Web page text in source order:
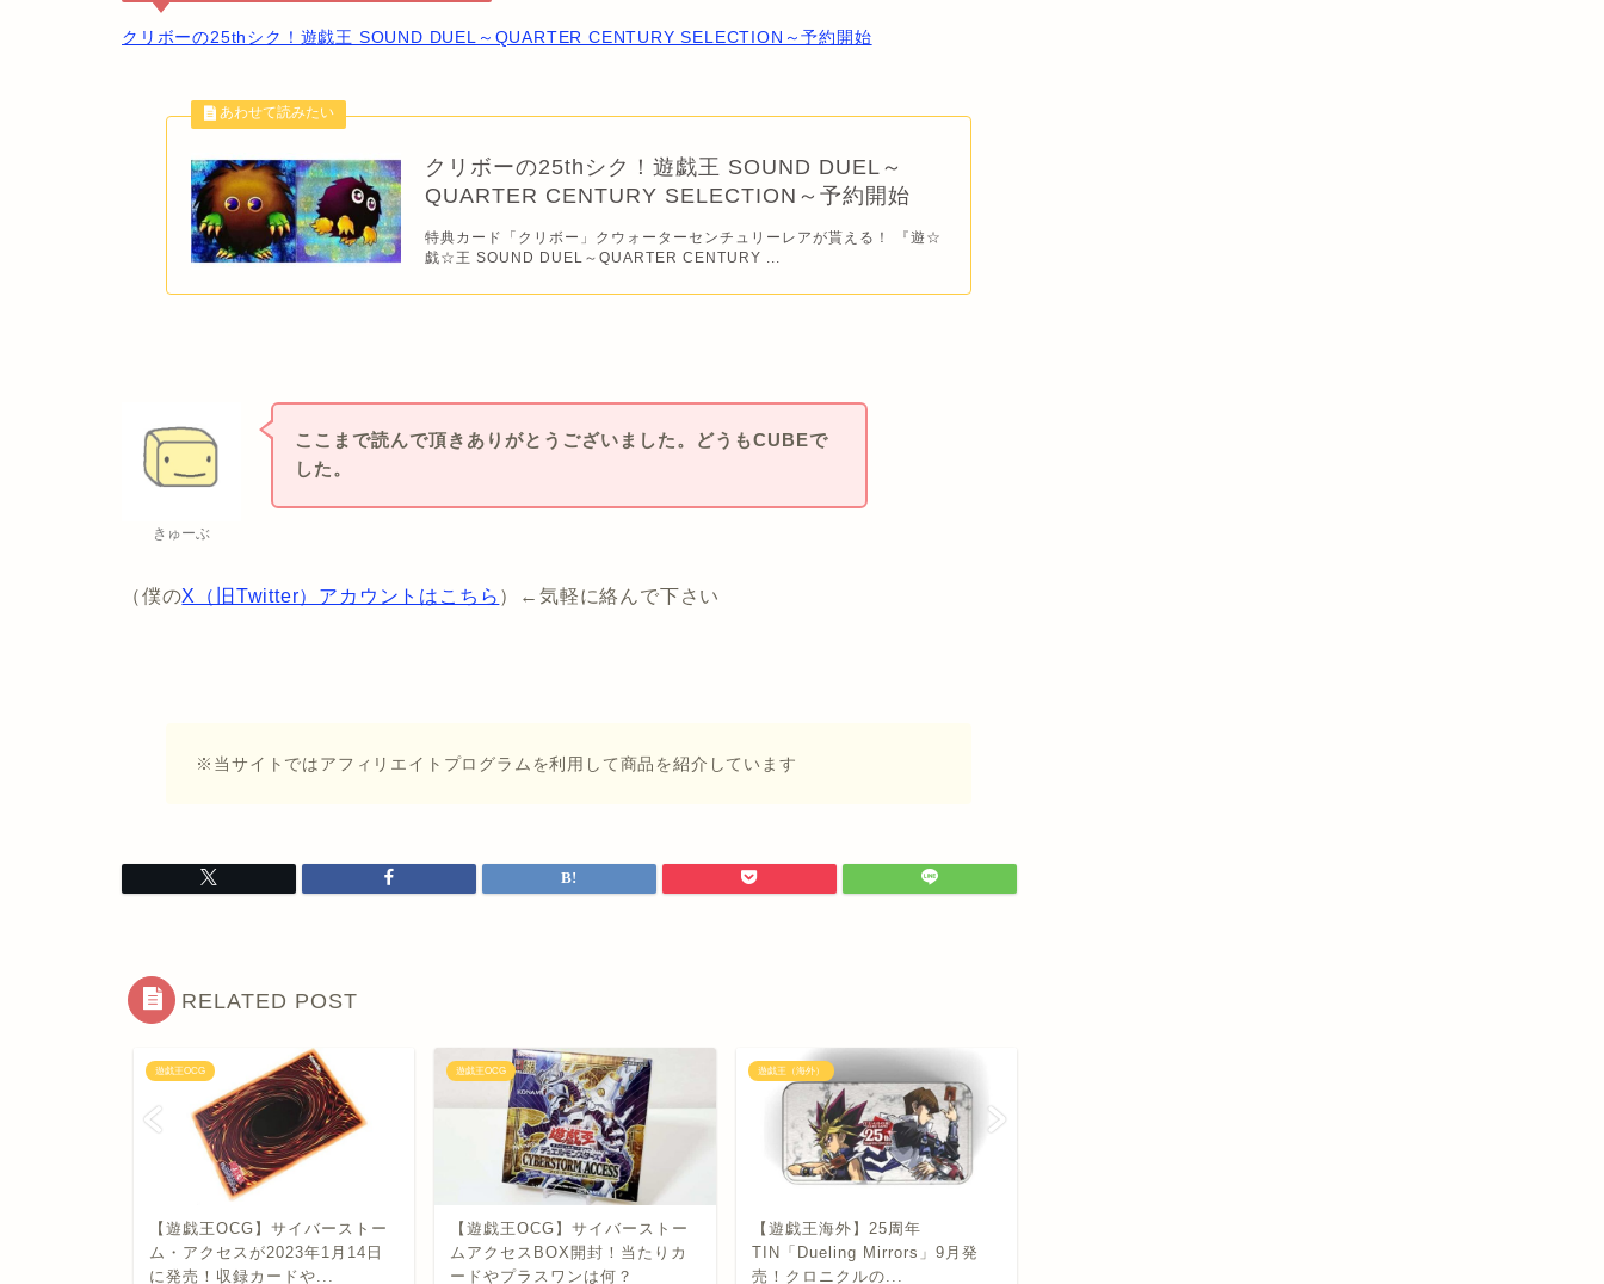
クリボーの25thシク！遊戯王 SOUND DUEL～QUARTER CENTURY SELECTION～予約開始
クリボーの25thシク！遊戯王 SOUND DUEL～
QUARTER CENTURY SELECTION～予約開始
特典カード「クリボー」クウォーターセンチュリーレアが貰える！ 『遊☆
戯☆王 SOUND DUEL～QUARTER CENTURY ...
きゅーぶ
ここまで読んで頂きありがとうございました。どうもCUBEで
した。
（僕のX（旧Twitter）アカウントはこちら ）←気軽に絡んで下さい
※当サイトではアフィリエイトプログラムを利用して商品を紹介しています
RELATED POST
遊戯王OCG
【遊戯王OCG】サイバーストー
ム・アクセスが2023年1月14日
に発売！収録カードや...
遊戯王OCG
【遊戯王OCG】サイバーストー
ムアクセスBOX開封！当たりカ
ードやプラスワンは何？
遊戯王（海外）
【遊戯王海外】25周年
TIN「Dueling Mirrors」9月発
売！クロニクルの...